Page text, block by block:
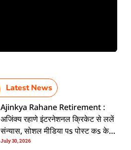
Latest News
Ajinkya Rahane Retirement :
अजिंक्य रहाणे इंटरनेशनल क्रिकेट से ललें
संन्यास, सोशल मीडिया पs पोस्ट कs के
कइलें एलान
July 30, 2026